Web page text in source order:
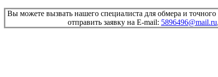
Вы можете вызвать нашего специалиста для обмера и
отправить заявку на E-mail: 5896496@mail.ru